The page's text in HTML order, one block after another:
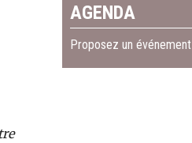
AGENDA
Proposez un événement